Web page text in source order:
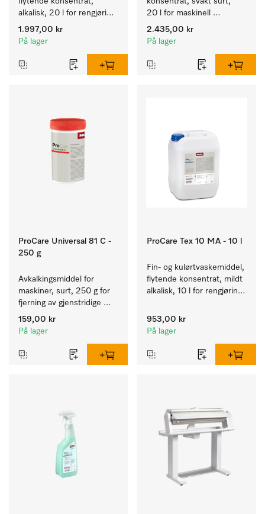
alkalisk, 20 l for rengjøring
av hvite tekstiler og
fargeekte, kulørte tekstiler.
1.997,00 kr
På lager
20 l for maskinell
rengjøring av ull.
2.435,00 kr
På lager
ProCare Universal 81 C -
250 g
Avkalkingsmiddel for
maskiner, surt, 250 g for
fjerning av gjenstridige
kalkavleiringer.
159,00 kr
På lager
ProCare Tex 10 MA - 10 l
Fin- og kulørtvaskemiddel,
flytende konsentrat, mildt
alkalisk, 10 l for rengjøring
tekstiler.
953,00 kr
På lager